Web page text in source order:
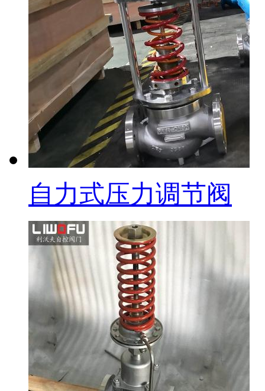
自力式压力调节阀